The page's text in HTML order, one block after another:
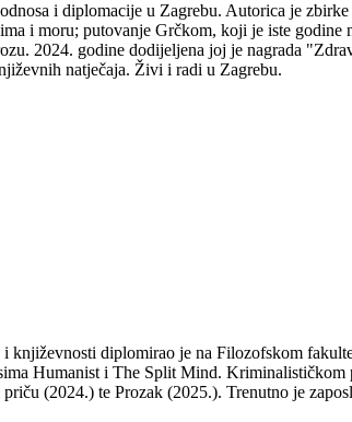
i diplomacije u Zagrebu. Autorica je
i moru; putovanje Grčkom, koji je iste
2024. godine dodijeljena joj je nagrada
natječaja. Živi i radi u Zagrebu.
književnosti diplomirao je na Filozofskom
Humanist i The Split Mind.
(2024.) te Prozak (2025.). Trenutno je